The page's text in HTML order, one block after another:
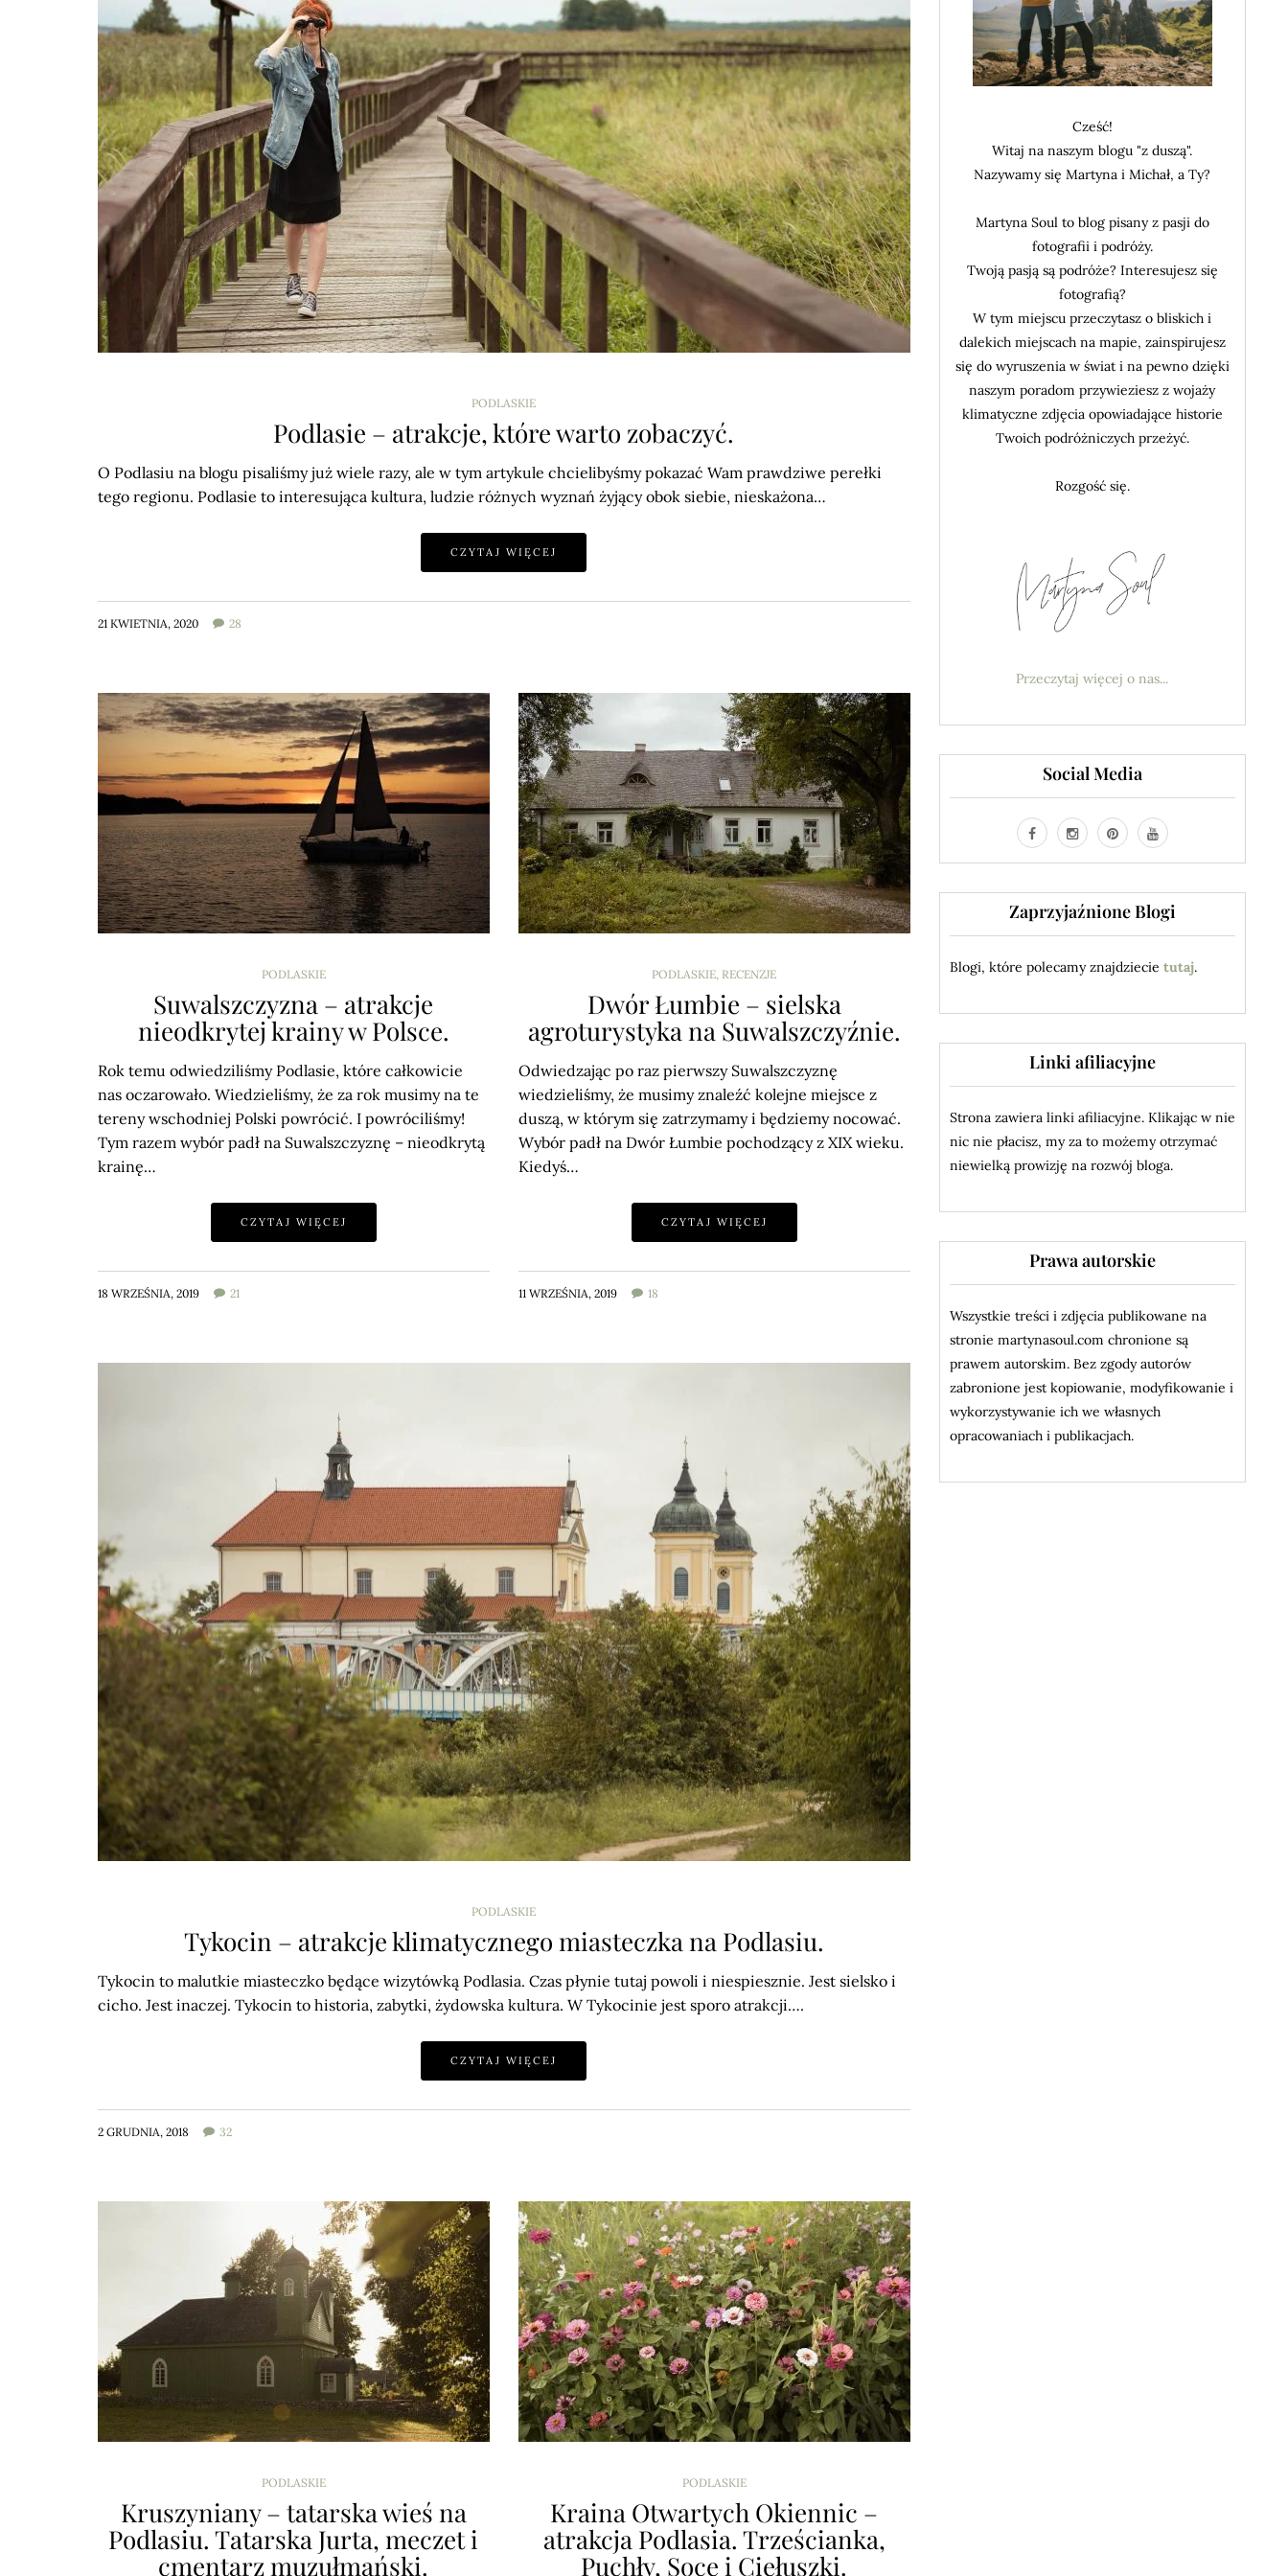
PODLASKIE
Podlasie – atrakcje, które warto zobaczyć.
O Podlasiu na blogu pisaliśmy już wiele razy, ale w tym artykule chcielibyśmy pokazać Wam prawdziwe perełki
tego regionu. Podlasie to interesująca kultura, ludzie różnych wyznań żyjący obok siebie, nieskażona…
CZYTAJ WIĘCEJ
21 KWIETNIA, 2020 28
PODLASKIE
Suwalszczyzna – atrakcje
nieodkrytej krainy w Polsce.
Rok temu odwiedziliśmy Podlasie, które całkowicie
nas oczarowało. Wiedzieliśmy, że za rok musimy na te
tereny wschodniej Polski powrócić. I powróciliśmy!
Tym razem wybór padł na Suwalszczyznę – nieodkrytą
krainę…
CZYTAJ WIĘCEJ
18 WRZEŚNIA, 2019 21
PODLASKIE RECENZJE
Dwór Łumbie – sielska
agroturystyka na Suwalszczyźnie.
Odwiedzając po raz pierwszy Suwalszczyznę
wiedzieliśmy, że musimy znaleźć kolejne miejsce z
duszą, w którym się zatrzymamy i będziemy nocować.
Wybór padł na Dwór Łumbie pochodzący z XIX wieku.
Kiedyś…
CZYTAJ WIĘCEJ
11 WRZEŚNIA, 2019 18
PODLASKIE
Tykocin – atrakcje klimatycznego miasteczka na Podlasiu.
Tykocin to malutkie miasteczko będące wizytówką Podlasia. Czas płynie tutaj powoli i niespiesznie. Jest sielsko i
cicho. Jest inaczej. Tykocin to historia, zabytki, żydowska kultura. W Tykocinie jest sporo atrakcji….
CZYTAJ WIĘCEJ
2 GRUDNIA, 2018 32
PODLASKIE
Kruszyniany – tatarska wieś na
Podlasiu. Tatarska Jurta, meczet i
cmentarz muzułmański.
PODLASKIE
Kraina Otwartych Okiennic –
atrakcja Podlasia. Trześcianka,
Puchły, Soce i Ciełuszki.
Cześć!
Witaj na naszym blogu "z duszą".
Nazywamy się Martyna i Michał, a Ty?
Martyna Soul to blog pisany z pasji do
fotografii i podróży.
Twoją pasją są podróże? Interesujesz się
fotografią?
W tym miejscu przeczytasz o bliskich i
dalekich miejscach na mapie, zainspirujesz
się do wyruszenia w świat i na pewno dzięki
naszym poradom przywieziesz z wojaży
klimatyczne zdjęcia opowiadające historie
Twoich podróżniczych przeżyć.
Rozgość się.
Przeczytaj więcej o nas...
Social Media
Zaprzyjaźnione Blogi
Blogi, które polecamy znajdziecie tutaj.
Linki afiliacyjne
Strona zawiera linki afiliacyjne. Klikając w nie
nic nie płacisz, my za to możemy otrzymać
niewielką prowizję na rozwój bloga.
Prawa autorskie
Wszystkie treści i zdjęcia publikowane na
stronie martynasoul.com chronione są
prawem autorskim. Bez zgody autorów
zabronione jest kopiowanie, modyfikowanie i
wykorzystywanie ich we własnych
opracowaniach i publikacjach.